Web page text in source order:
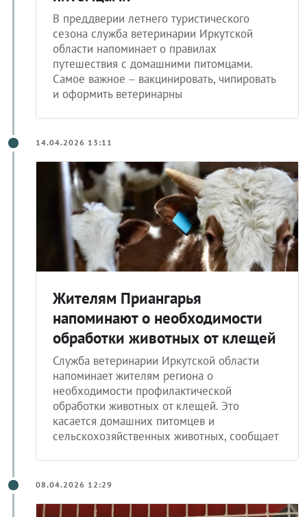
питомцами
В преддверии летнего туристического
сезона служба ветеринарии Иркутской
области напоминает о правилах
путешествия с домашними питомцами.
Самое важное – вакцинировать, чипировать
Жителям Приангарья
напоминают о необходимости
обработки животных от клещей
Служба ветеринарии Иркутской области
напоминает жителям региона о
необходимости профилактической
обработки животных от клещей. Это
касается домашних питомцев и